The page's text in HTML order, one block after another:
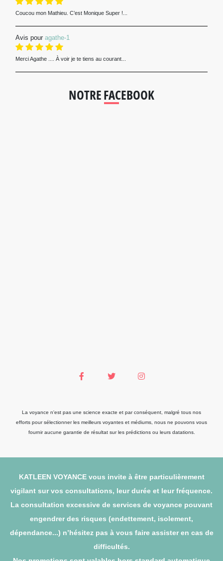
Coucou mon Mathieu. C’est Monique Super !...
Avis pour agathe-1
Merci Agathe .... À voir je te tiens au courant...
NOTRE FACEBOOK
La voyance n'est pas une science exacte et par conséquent, malgré tous nos
efforts pour sélectionner les meilleurs voyantes et médiums, nous ne pouvons vous
fournir aucune garantie de résultat sur les prédictions ou leurs datations.
KATLEEN VOYANCE vous invite à être particulièrement
vigilant sur vos consultations, leur durée et leur fréquence.
La consultation excessive de services de voyance pouvant
engendrer des risques (endettement, isolement,
dépendance...) n’hésitez pas à vous faire assister en cas de
difficultés.